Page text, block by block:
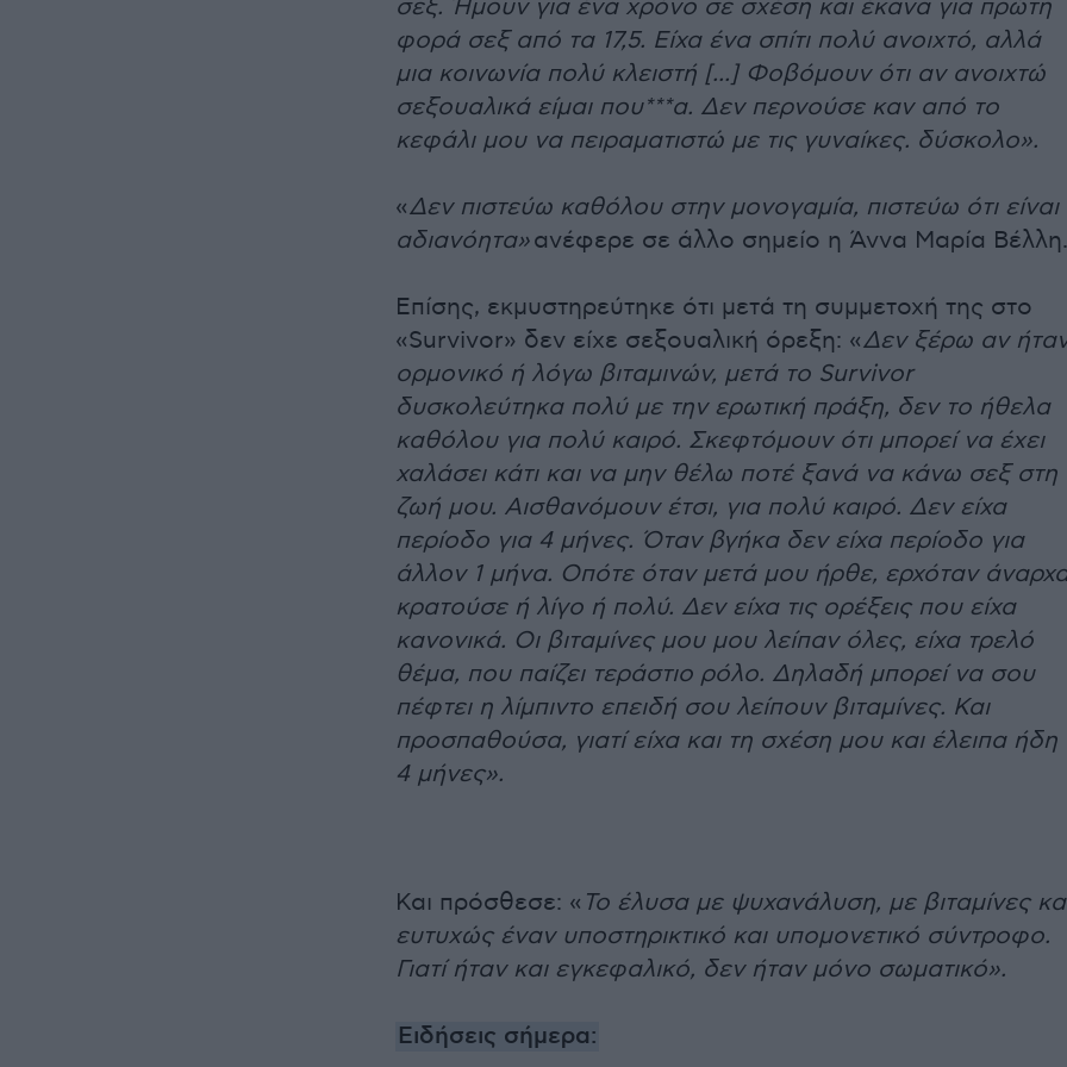
σεξ. Ήμουν για ένα χρόνο σε σχέση και έκανα για πρώτη
φορά σεξ από τα 17,5. Είχα ένα σπίτι πολύ ανοιχτό, αλλά
μια κοινωνία πολύ κλειστή [...] Φοβόμουν ότι αν ανοιχτώ
σεξουαλικά είμαι που***α. Δεν περνούσε καν από το
κεφάλι μου να πειραματιστώ με τις γυναίκες. δύσκολο».
«Δεν πιστεύω καθόλου στην μονογαμία, πιστεύω ότι είναι
αδιανόητα»ανέφερε σε άλλο σημείο η Άννα Μαρία Βέλλη.
Επίσης, εκμυστηρεύτηκε ότι μετά τη συμμετοχή της στο
«Survivor» δεν είχε σεξουαλική όρεξη: «Δεν ξέρω αν
ορμονικό ή λόγω βιταμινών, μετά το Survivor
δυσκολεύτηκα πολύ με την ερωτική πράξη, δεν το ήθελα
καθόλου για πολύ καιρό. Σκεφτόμουν ότι μπορεί να έχει
χαλάσει κάτι και να μην θέλω ποτέ ξανά να κάνω σεξ στη
ζωή μου. Αισθανόμουν έτσι, για πολύ καιρό. Δεν είχα
περίοδο για 4 μήνες. Όταν βγήκα δεν είχα περίοδο για
άλλον 1 μήνα. Οπότε όταν μετά μου ήρθε, ερχόταν
κρατούσε ή λίγο ή πολύ. Δεν είχα τις ορέξεις που είχα
κανονικά. Οι βιταμίνες μου μου λείπαν όλες, είχα τρελό
θέμα, που παίζει τεράστιο ρόλο. Δηλαδή μπορεί να σου
πέφτει η λίμπιντο επειδή σου λείπουν βιταμίνες. Και
προσπαθούσα, γιατί είχα και τη σχέση μου και έλειπα ήδη
4 μήνες».
Και πρόσθεσε: « Το έλυσα με ψυχανάλυση, με βιταμίνες
ευτυχώς έναν υποστηρικτικό και υπομονετικό σύντροφο.
Γιατί ήταν και εγκεφαλικό, δεν ήταν μόνο σωματικό».
Ειδήσεις σήμερα: